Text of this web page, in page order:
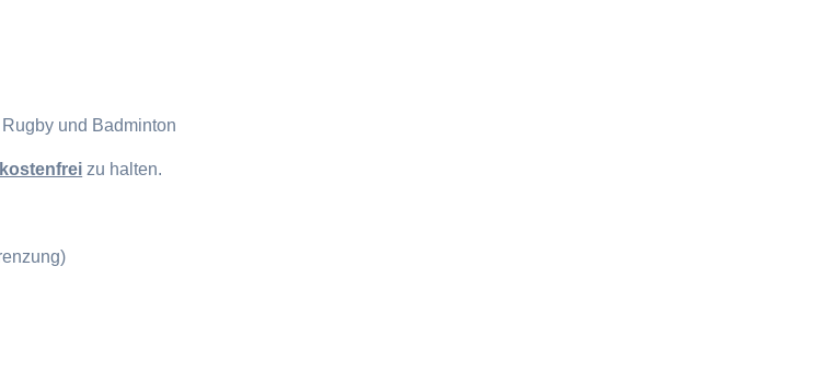
und Badminton
zu halten.